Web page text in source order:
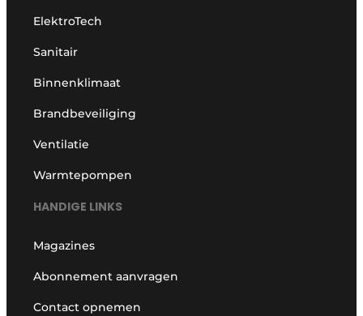
ElektroTech
Sanitair
Binnenklimaat
Brandbeveiliging
Ventilatie
Warmtepompen
HANDIGE LINKS
Magazines
Abonnement aanvragen
Contact opnemen